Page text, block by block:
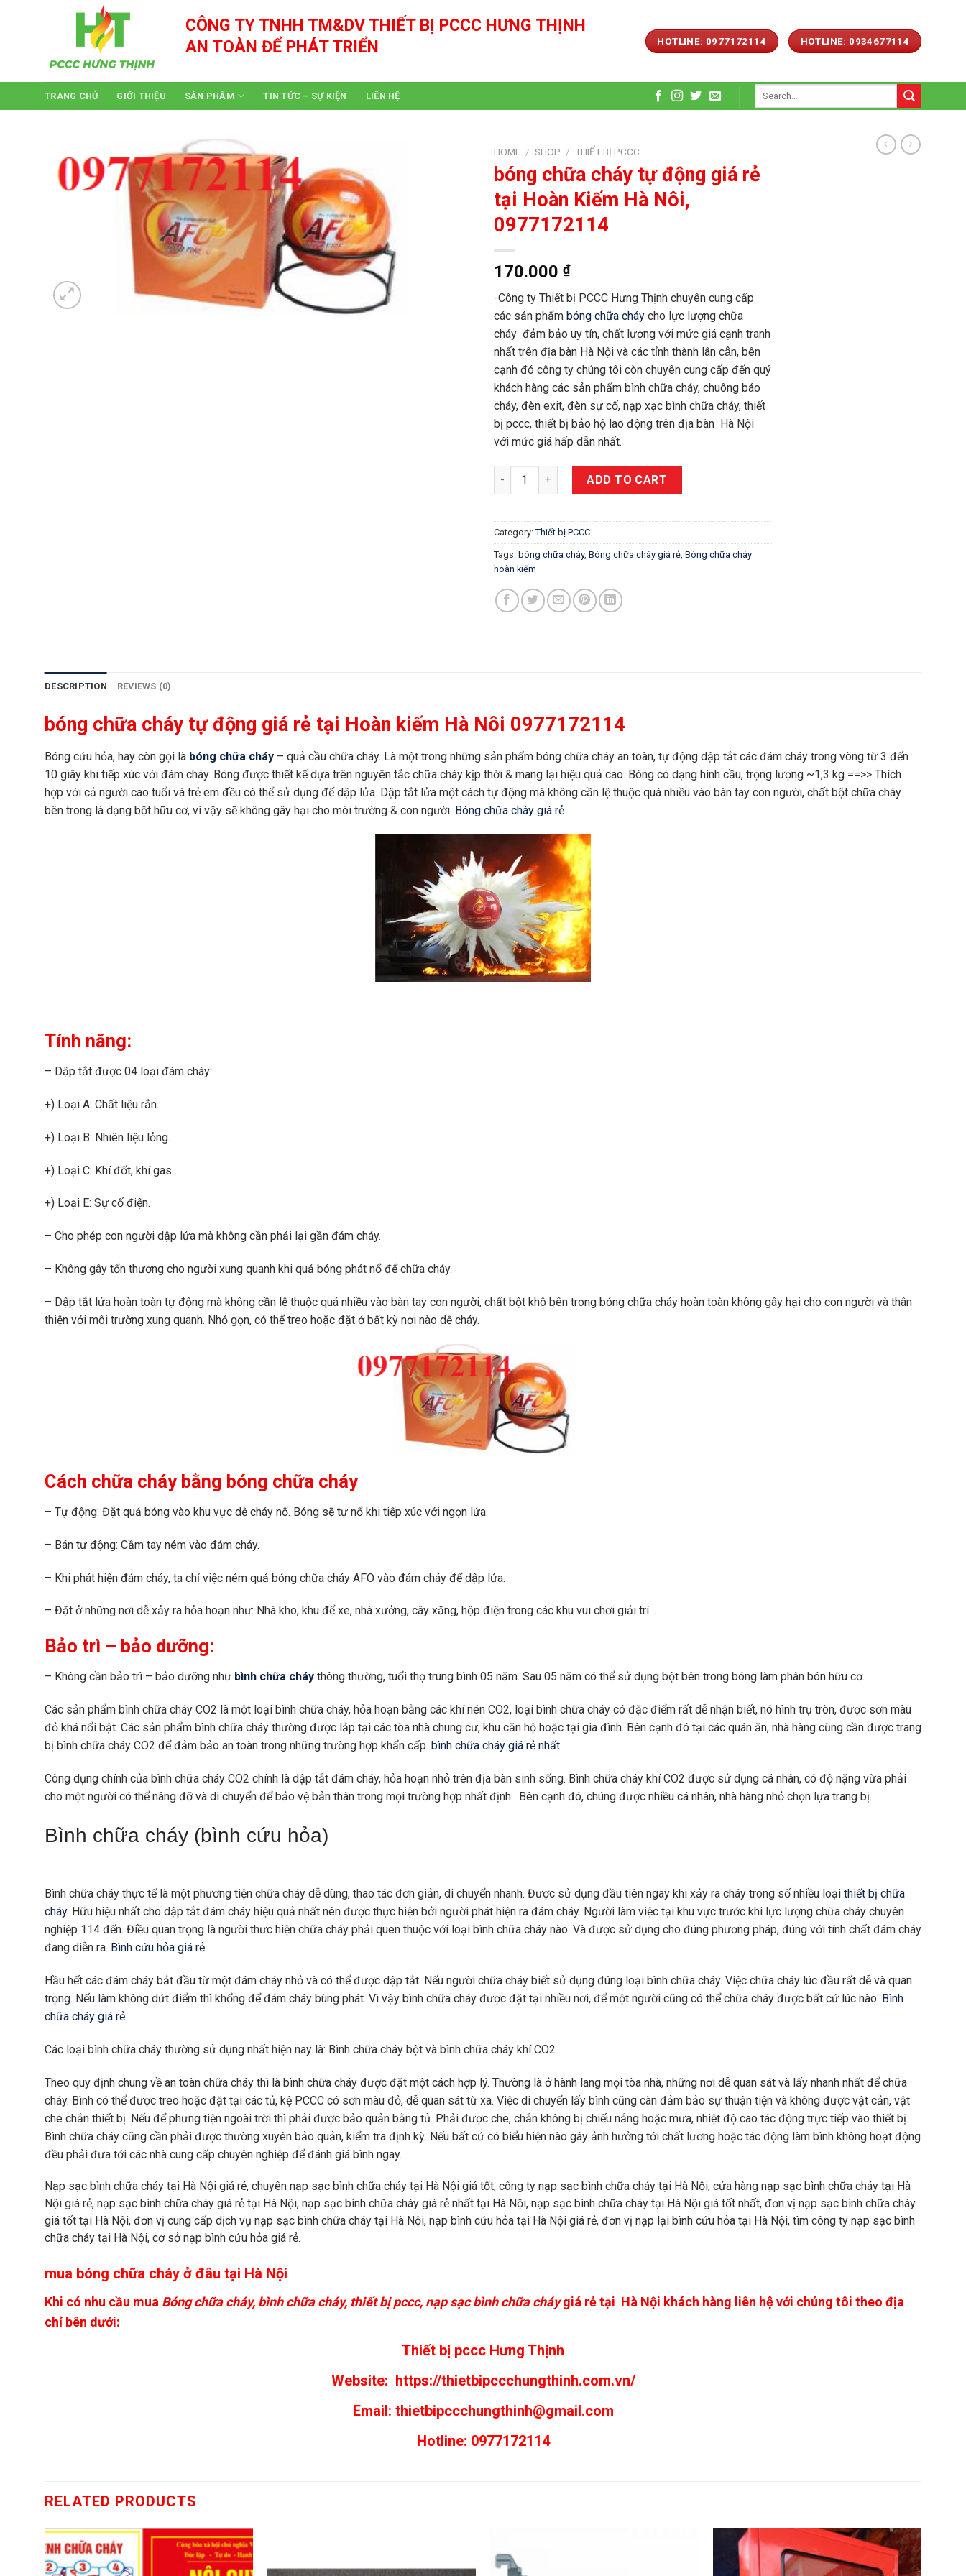
CÔNG TY TNHH TM&DV THIẾT BỊ PCCC HƯNG THỊNH
AN TOÀN ĐỂ PHÁT TRIỂN
HOTLINE: 0977172114 HOTLINE: 0934677114
TRANG CHỦ GIỚI THIỆU SẢN PHẨM TIN TỨC – SỰ KIỆN LIÊN HỆ
HOME / SHOP / THIẾT BỊ PCCC
bóng chữa cháy tự động giá rẻ
tại Hoàn Kiếm Hà Nôi,
0977172114
170.000 ₫
-Công ty Thiết bị PCCC Hưng Thịnh chuyên cung cấp
các sản phẩm bóng chữa cháy cho lực lượng chữa
cháy đảm bảo uy tín, chất lượng với mức giá cạnh tranh
nhất trên địa bàn Hà Nội và các tỉnh thành lân cận, bên
cạnh đó công ty chúng tôi còn chuyên cung cấp đến quý
khách hàng các sản phẩm bình chữa cháy, chuông báo
cháy, đèn exit, đèn sự cố, nạp xạc bình chữa cháy, thiết
bị pccc, thiết bị bảo hộ lao động trên địa bàn Hà Nội
với mức giá hấp dẫn nhất.
bóng chữa cháy tự động giá rẻ tại Hoàn Kiếm Hà Nôi, 0977172114 quantity
ADD TO CART
Category: Thiết bị PCCC
Tags: bóng chữa cháy, Bóng chữa cháy giá rẻ Bóng chữa cháy
hoàn kiếm
DESCRIPTION REVIEWS (0)
bóng chữa cháy tự động giá rẻ tại Hoàn kiếm Hà Nôi 0977172114
Bóng cứu hỏa, hay còn gọi là bóng chữa cháy – quả cầu chữa cháy. Là một trong những sản phẩm bóng chữa cháy an toàn, tự động dập tắt các đám cháy trong vòng từ 3 đến
10 giây khi tiếp xúc với đám cháy. Bóng được thiết kế dựa trên nguyên tắc chữa cháy kịp thời & mang lại hiệu quả cao. Bóng có dạng hình cầu, trọng lượng ~1,3 kg ==>> Thích
hợp với cả người cao tuổi và trẻ em đều có thể sử dụng để dập lửa. Dập tắt lửa một cách tự động mà không cần lệ thuộc quá nhiều vào bàn tay con người, chất bột chữa cháy
bên trong là dạng bột hữu cơ, vì vậy sẽ không gây hại cho môi trường & con người. Bóng chữa cháy giá rẻ
Tính năng:
– Dập tắt được 04 loại đám cháy:
+) Loại A: Chất liệu rắn.
+) Loại B: Nhiên liệu lỏng.
+) Loại C: Khí đốt, khí gas…
+) Loại E: Sự cố điện.
– Cho phép con người dập lửa mà không cần phải lại gần đám cháy.
– Không gây tổn thương cho người xung quanh khi quả bóng phát nổ để chữa cháy.
– Dập tắt lửa hoàn toàn tự động mà không cần lệ thuộc quá nhiều vào bàn tay con người, chất bột khô bên trong bóng chữa cháy hoàn toàn không gây hại cho con người và thân
thiện với môi trường xung quanh. Nhỏ gọn, có thể treo hoặc đặt ở bất kỳ nơi nào dễ cháy.
Cách chữa cháy bằng bóng chữa cháy
– Tự động: Đặt quả bóng vào khu vực dễ cháy nố. Bóng sẽ tự nổ khi tiếp xúc với ngọn lửa.
– Bán tự động: Cầm tay ném vào đám cháy.
– Khi phát hiện đám cháy, ta chỉ việc ném quả bóng chữa cháy AFO vào đám cháy để dập lửa.
– Đặt ở những nơi dễ xảy ra hỏa hoạn như: Nhà kho, khu để xe, nhà xưởng, cây xăng, hộp điện trong các khu vui chơi giải trí…
Bảo trì – bảo dưỡng:
– Không cần bảo trì – bảo dưỡng như bình chữa cháy thông thường, tuổi thọ trung bình 05 năm. Sau 05 năm có thể sử dụng bột bên trong bóng làm phân bón hữu cơ.
Các sản phẩm bình chữa cháy CO2 là một loại bình chữa cháy, hỏa hoạn bằng các khí nén CO2, loại bình chữa cháy có đặc điểm rất dễ nhận biết, nó hình trụ tròn, được sơn màu
đỏ khá nổi bật. Các sản phẩm bình chữa cháy thường được lắp tại các tòa nhà chung cư, khu căn hộ hoặc tại gia đình. Bên cạnh đó tại các quán ăn, nhà hàng cũng cần được trang
bị bình chữa cháy CO2 để đảm bảo an toàn trong những trường hợp khẩn cấp. bình chữa cháy giá rẻ nhất
Công dụng chính của bình chữa cháy CO2 chính là dập tắt đám cháy, hỏa hoạn nhỏ trên địa bàn sinh sống. Bình chữa cháy khí CO2 được sử dụng cá nhân, có độ nặng vừa phải
cho một người có thể nâng đỡ và di chuyển để bảo vệ bản thân trong mọi trường hợp nhất định. Bên cạnh đó, chúng được nhiều cá nhân, nhà hàng nhỏ chọn lựa trang bị.
Bình chữa cháy (bình cứu hỏa)
Bình chữa cháy thực tế là một phương tiện chữa cháy dễ dùng, thao tác đơn giản, di chuyển nhanh. Được sử dụng đầu tiên ngay khi xảy ra cháy trong số nhiều loại thiết bị chữa
cháy. Hữu hiệu nhất cho dập tắt đám cháy hiệu quả nhất nên được thực hiện bởi người phát hiện ra đám cháy. Người làm việc tại khu vực trước khi lực lượng chữa cháy chuyên
nghiệp 114 đến. Điều quan trọng là người thưc hiện chữa cháy phải quen thuộc với loại bình chữa cháy nào. Và được sử dụng cho đúng phương pháp, đúng với tính chất đám cháy
đang diễn ra. Bình cứu hỏa giá rẻ
Hầu hết các đám cháy bắt đầu từ một đám cháy nhỏ và có thể được dập tắt. Nếu người chữa cháy biết sử dụng đúng loại bình chữa cháy. Việc chữa cháy lúc đầu rất dễ và quan
trọng. Nếu làm không dứt điểm thì khổng để đám cháy bùng phát. Vì vậy bình chữa cháy được đặt tại nhiều nơi, để một người cũng có thể chữa cháy được bất cứ lúc nào. Bình
chữa cháy giá rẻ
Các loại bình chữa cháy thường sử dụng nhất hiện nay là: Bình chữa cháy bột và bình chữa cháy khí CO2
Theo quy định chung về an toàn chữa cháy thì là bình chữa cháy được đặt một cách hợp lý. Thường là ở hành lang mọi tòa nhà, những nơi dễ quan sát và lấy nhanh nhất để chữa
cháy. Bình có thể được treo hoặc đặt tại các tủ, kệ PCCC có sơn màu đỏ, dễ quan sát từ xa. Việc di chuyển lấy bình cũng càn đảm bảo sự thuận tiện và không được vật cản, vật
che chắn thiết bị. Nếu để phưng tiện ngoài trời thì phải được bảo quản bằng tủ. Phải được che, chắn không bị chiếu nắng hoặc mưa, nhiệt độ cao tác động trực tiếp vào thiết bị.
Bình chữa cháy cũng cần phải được thường xuyên bảo quản, kiểm tra định kỳ. Nếu bất cứ có biểu hiện nào gây ảnh hưởng tới chất lương hoặc tác động làm bình không hoạt động
đều phải đưa tới các nhà cung cấp chuyên nghiệp để đánh giá bình ngay.
Nạp sạc bình chữa cháy tại Hà Nội giá rẻ, chuyên nạp sạc bình chữa cháy tại Hà Nội giá tốt, công ty nạp sạc bình chữa cháy tại Hà Nội, cửa hàng nạp sạc bình chữa cháy tại Hà
Nội giá rẻ, nạp sạc bình chữa cháy giá rẻ tại Hà Nội, nạp sạc bình chữa cháy giá rẻ nhất tại Hà Nội, nạp sạc bình chữa cháy tại Hà Nội giá tốt nhất, đơn vị nạp sạc bình chữa cháy
giá tốt tại Hà Nội, đơn vị cung cấp dịch vụ nạp sạc bình chữa cháy tại Hà Nội, nạp bình cứu hỏa tại Hà Nội giá rẻ, đơn vị nạp lại bình cứu hỏa tại Hà Nội, tìm công ty nạp sạc bình
chữa cháy tại Hà Nội, cơ sở nạp bình cứu hỏa giá rẻ.
mua bóng chữa cháy ở đâu tại Hà Nội
Khi có nhu cầu mua Bóng chữa cháy, bình chữa cháy, thiết bị pccc, nạp sạc bình chữa cháy giá rẻ tại Hà Nội khách hàng liên hệ với chúng tôi theo địa
chỉ bên dưới:
Thiết bị pccc Hưng Thịnh
Website: https://thietbipccchungthinh.com.vn/
Email: thietbipccchungthinh@gmail.com
Hotline: 0977172114
RELATED PRODUCTS